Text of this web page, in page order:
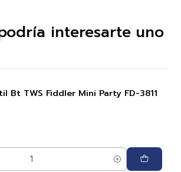
interesarte uno
Bt TWS Fiddler Mini Party FD-3811